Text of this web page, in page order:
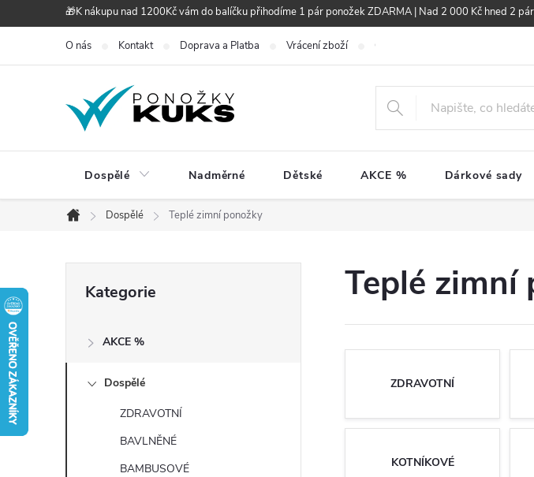
na
🎁K nákupu nad 1200Kč vám do balíčku přihodíme 1 pár ponožek ZDARMA | Nad 2 000 Kč hned 2
O nás Kontakt Doprava a Platba Vrácení zboží Obchodní podmínky
Dospělé Nadměrné Dětské AKCE % Dárkové sady
Domů
Dospělé Teplé zimní ponožky
s
kategorie
Kategorie
AKCE %
Dospělé
ZDRAVOTNÍ
BAVLNĚNÉ
BAMBUSOVÉ
Teplé zimní
ZDRAVOTNÍ
KOTNÍKOVÉ